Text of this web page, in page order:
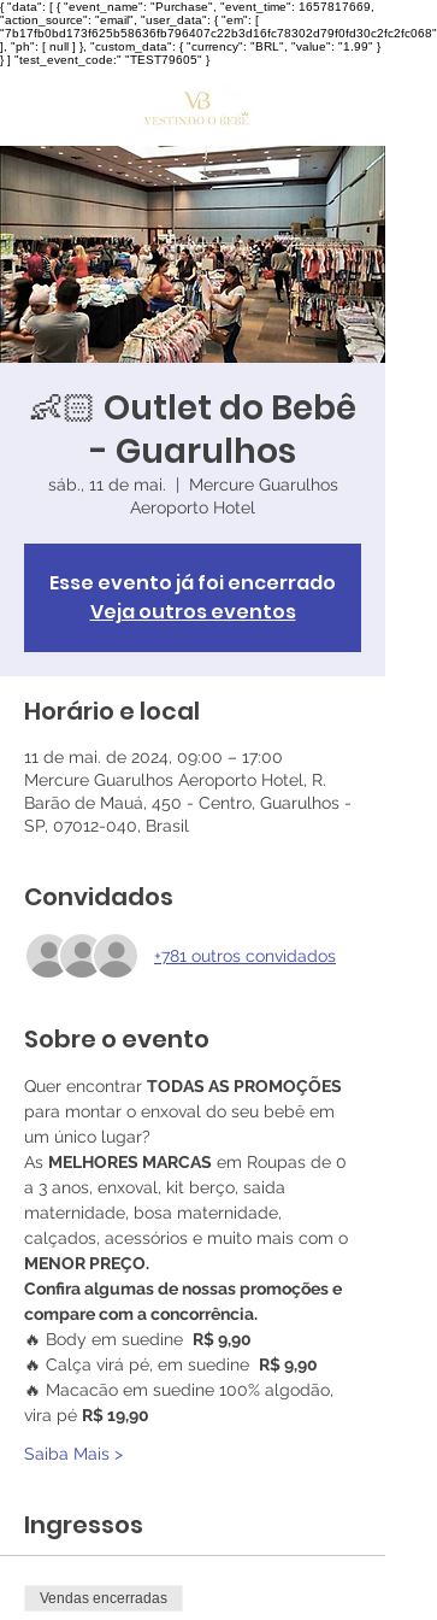
{ "data": [ { "event_name": "Purchase", "event_time": 1657817669,
"action_source": "email", "user_data": { "em": [
"7b17fb0bd173f625b58636fb796407c22b3d16fc78302d79f0fd30c2fc2fc068"
], "ph": [ null ] }, "custom_data": { "currency": "BRL", "value": "1.99" }
} ] "test_event_code:" "TEST79605" }
👶🏻 Outlet do Bebê
- Guarulhos
sáb., 11 de mai.
Mercure Guarulhos
Aeroporto Hotel
Esse evento já foi encerrado
Veja outros eventos
Horário e local
11 de mai. de 2024, 09:00 – 17:00
Mercure Guarulhos Aeroporto Hotel, R.
Barão de Mauá, 450 - Centro, Guarulhos -
SP, 07012-040, Brasil
Convidados
+781 outros convidados
Sobre o evento
Quer encontrar TODAS AS PROMOÇÕES
para montar o enxoval do seu bebê em
um único lugar?
As MELHORES MARCAS em Roupas de 0
a 3 anos, enxoval, kit berço, saida
maternidade, bosa maternidade,
calçados, acessórios e muito mais com o
MENOR PREÇO.
Confira algumas de nossas promoções e
compare com a concorrência.
🔥 Body em suedine R$ 9,90
🔥 Calça virá pé, em suedine R$ 9,90
🔥 Macacão em suedine 100% algodão,
vira pé R$ 19,90
Saiba Mais >
Ingressos
Vendas encerradas